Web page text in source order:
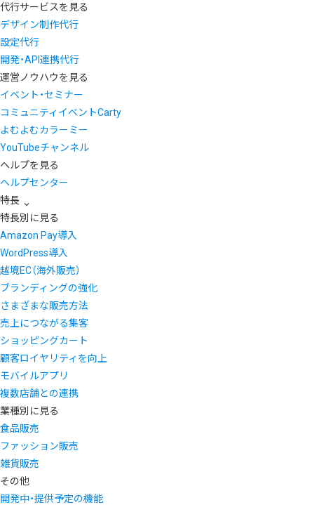
代行サービスを見る
デザイン制作代行
設定代行
開発・API連携代行
運営ノウハウを見る
イベント・セミナー
コミュニティイベントCarty
よむよむカラーミー
YouTubeチャンネル
ヘルプを見る
ヘルプセンター
特長
特長別に見る
Amazon Pay導入
WordPress導入
越境EC（海外販売）
ブランディングの強化
さまざまな販売方法
売上につながる集客
ショッピングカート
顧客ロイヤリティを向上
モバイルアプリ
複数店舗との連携
業種別に見る
食品販売
ファッション販売
雑貨販売
その他
開発中・提供予定の機能